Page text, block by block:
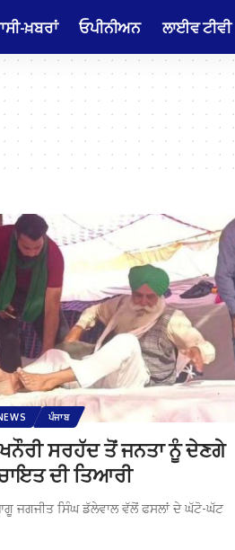
ਖ਼ਬਰਾਂ ਓਪੀਨੀਅਨ ਲਾਈਵ ਟੀਵੀ
ਪੰਜਾਬ
ਸਰਹੱਦ ਤੋਂ ਜਨਤਾ ਨੂੰ ਦੇਣਗੇ
ਦੀ ਤਿਆਰੀ
ਜਗਜੀਤ ਸਿੰਘ ਡੱਲੇਵਾਲ ਵੱਲੋਂ ਫਸਲਾਂ ਦੇ ਘੱਟੋ-ਘੱਟ